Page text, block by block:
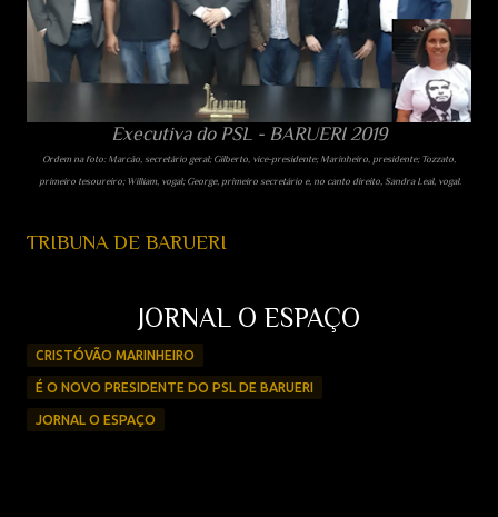
Executiva do PSL - BARUERI 2019
Ordem na foto: Marcão, secretário geral; Gilberto, vice-presidente; Marinheiro, presidente; Tozzato,
primeiro tesoureiro; William, vogal; George, primeiro secretário e, no canto direito, Sandra Leal, vogal.
TRIBUNA DE BARUERI
JORNAL O ESPAÇO
CRISTÓVÃO MARINHEIRO
É O NOVO PRESIDENTE DO PSL DE BARUERI
JORNAL O ESPAÇO